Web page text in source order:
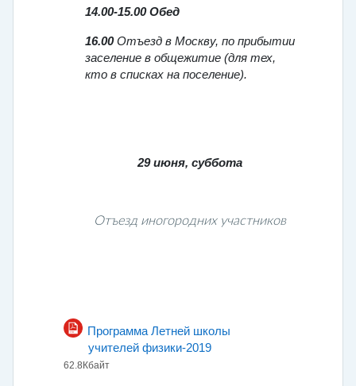
14.00-15.00 Обед
16.00Отъезд в Москву, по прибытии
заселение в общежитие (для тех,
кто в списках на поселение).
29 июня, суббота
Отъезд иногородних участников
Программа Летней школы
учителей физики-2019
Файл
62.8Кбайт